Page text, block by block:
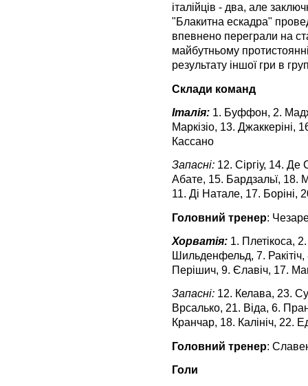
італійців - два, але
"Блакитна ескадра"
впевнено переграли на
майбутньому
результату іншої гри в
Склади команд
Італія: 1. Буффон, 2.
Маркізіо, 13. Джаккеріні,
Кассано
Запасні: 12. Сіргіу, 14. Де
Абате, 15. Бардзальї, 18.
11. Ді Натале, 17. Боріні,
Головний тренер:
Хорватія: 1. Плетікоса,
Шильденфельд, 7.
Перішич, 9. Єлавіч, 17.
Запасні: 12. Келава, 23.
Врсалько, 21. Віда, 6.
Кранчар, 18. Калініч, 22.
Головний тренер:
Голи